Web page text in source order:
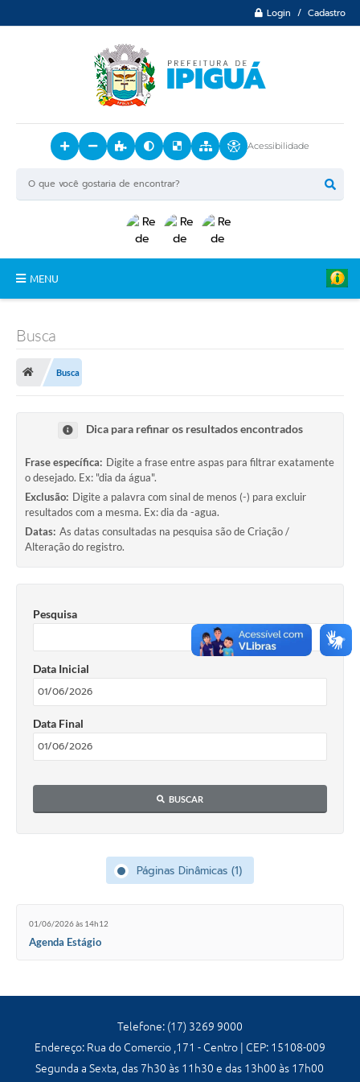
Login / Cadastro
Acessibilidade
MENU
Departamentos
Ouvidoria
E-sic
Solicitação de Visualização de Imagens de Câmeras
Legislação
Arquivos para Download
Carta de Serviços
Links
Busca
Busca
Dica para refinar os resultados encontrados
Frase específica: Digite a frase entre aspas para filtrar exatamente
o desejado. Ex: "dia da água".
Exclusão: Digite a palavra com sinal de menos (-) para excluir
resultados com a mesma. Ex: dia da -agua.
Datas: As datas consultadas na pesquisa são de Criação /
Alteração do registro.
Pesquisa
Data Inicial
Data Final
BUSCAR
Páginas Dinâmicas (1)
01/06/2026 às 14h12
Agenda Estágio
Telefone: (17) 3269 9000
Endereço: Rua do Comercio ,171 - Centro | CEP: 15108-009
Segunda a Sexta, das 7h30 às 11h30 e das 13h00 às 17h00